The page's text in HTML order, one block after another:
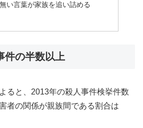
い言葉が家族を追い詰める
件の半数以上
ると、2013年の殺人事件検挙件数
者の関係が親族間である割合は